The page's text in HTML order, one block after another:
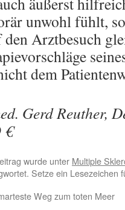
unwohl fühlt,
den Arztbesuch
dem
Gerd Reuther,
€
wurde unter Multiple
Setze ein Lesezeichen
Weg zum toten Meer